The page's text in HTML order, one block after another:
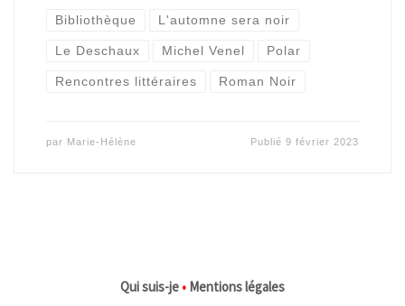
Bibliothèque L'automne sera noir
Le Deschaux Michel Venel Polar
Rencontres littéraires Roman Noir
par Marie-Hélène Publié9 février 2023
Qui suis-je • Mentions légales